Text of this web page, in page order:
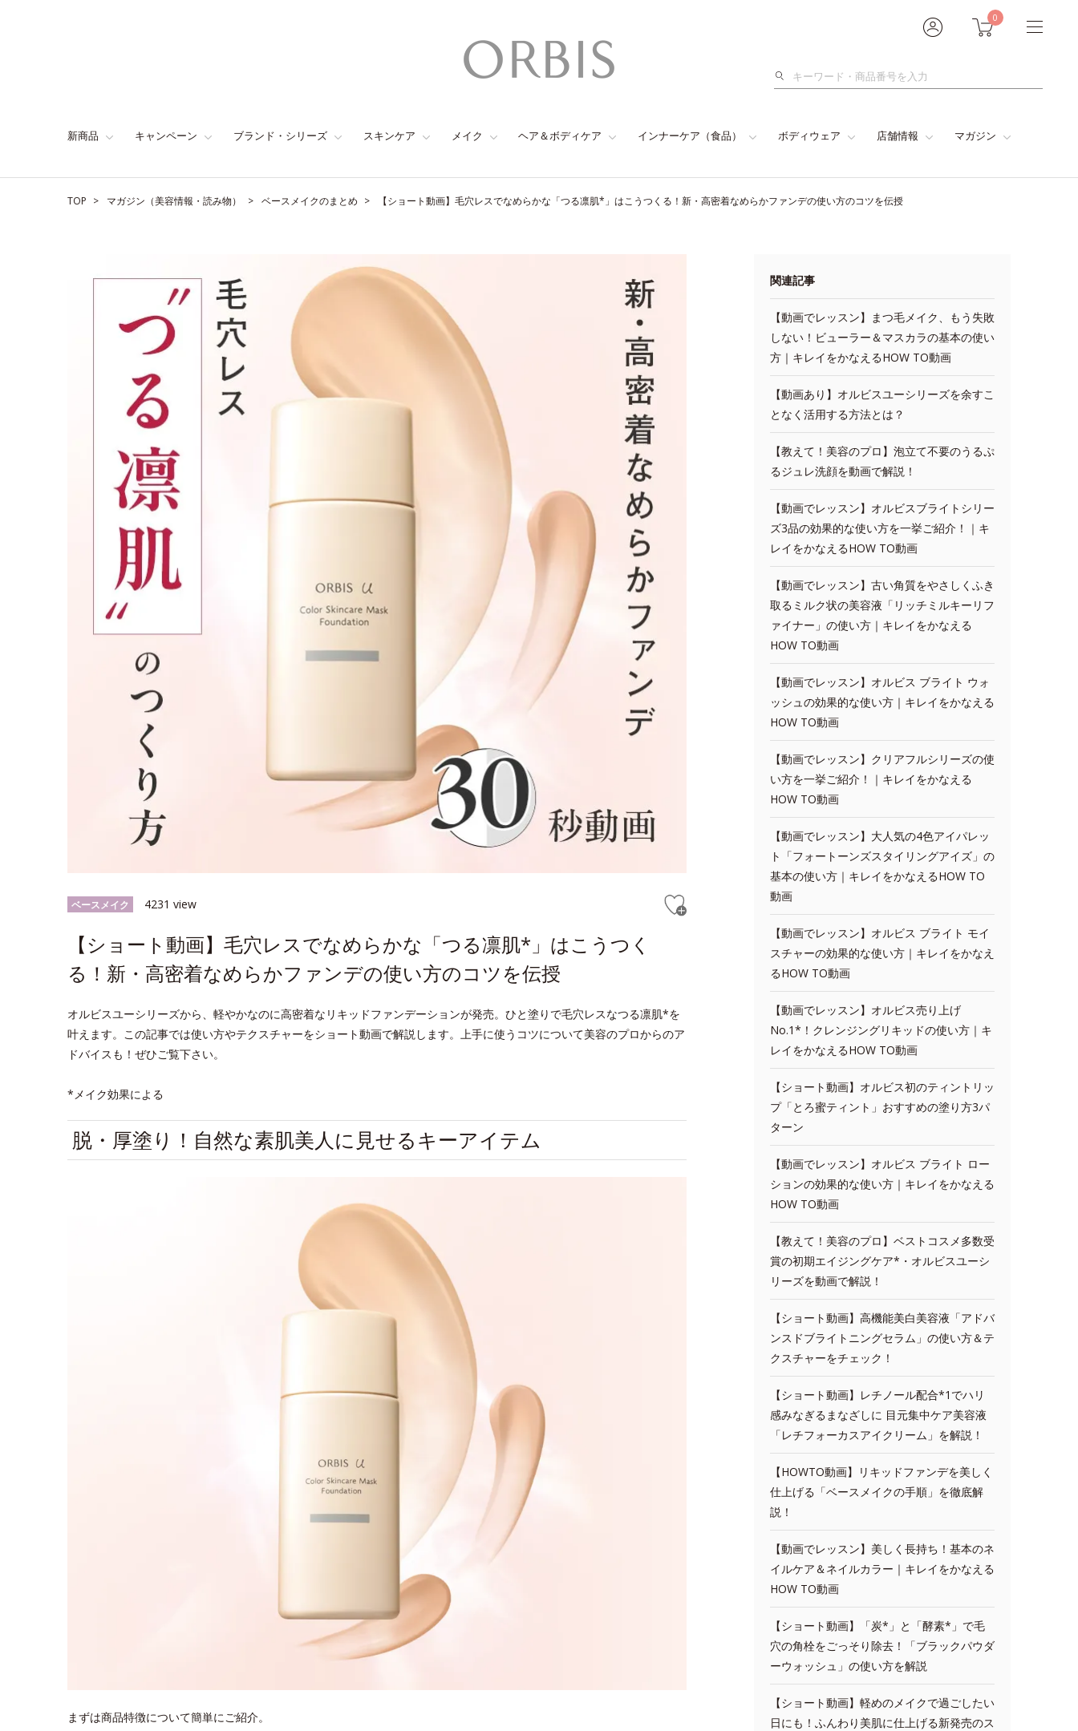
0
検
新商品 キャンペーン ブランド・シリーズ スキンケア メイク ヘア＆ボディケア インナーケア（食品） ボディウェア 店舗情報 マガジン
TOP マガジン（美容情報・読み物） ベースメイクのまとめ 【ショート動画】毛穴レスでなめらかな「つる凛肌*」はこうつくる！新・高密着なめらかファンデの使い方のコツを伝授
ベースメイク 4231 view
【ショート動画】毛穴レスでなめらかな「つる凛肌*」はこうつく
る！新・高密着なめらかファンデの使い方のコツを伝授
オルビスユーシリーズから、軽やかなのに高密着なリキッドファンデーションが発売。ひと塗りで毛穴レスなつる凛肌*を
叶えます。この記事では使い方やテクスチャーをショート動画で解説します。上手に使うコツについて美容のプロからのア
ドバイスも！ぜひご覧下さい。
*メイク効果による
脱・厚塗り！自然な素肌美人に見せるキーアイテム
まずは商品特徴について簡単にご紹介。
関連記事
【動画でレッスン】まつ毛メイク、もう失敗
しない！ビューラー＆マスカラの基本の使い
方｜キレイをかなえるHOW TO動画
【動画あり】オルビスユーシリーズを余すこ
となく活用する方法とは？
【教えて！美容のプロ】泡立て不要のうるぷ
るジュレ洗顔を動画で解説！
【動画でレッスン】オルビスブライトシリー
ズ3品の効果的な使い方を一挙ご紹介！｜キ
レイをかなえるHOW TO動画
【動画でレッスン】古い角質をやさしくふき
取るミルク状の美容液「リッチミルキーリフ
ァイナー」の使い方｜キレイをかなえる
HOW TO動画
【動画でレッスン】オルビス ブライト ウォ
ッシュの効果的な使い方｜キレイをかなえる
HOW TO動画
【動画でレッスン】クリアフルシリーズの使
い方を一挙ご紹介！｜キレイをかなえる
HOW TO動画
【動画でレッスン】大人気の4色アイパレッ
ト「フォートーンズスタイリングアイズ」の
基本の使い方｜キレイをかなえるHOW TO
動画
【動画でレッスン】オルビス ブライト モイ
スチャーの効果的な使い方｜キレイをかなえ
るHOW TO動画
【動画でレッスン】オルビス売り上げ
No.1*！クレンジングリキッドの使い方｜キ
レイをかなえるHOW TO動画
【ショート動画】オルビス初のティントリッ
プ「とろ蜜ティント」おすすめの塗り方3パ
ターン
【動画でレッスン】オルビス ブライト ロー
ションの効果的な使い方｜キレイをかなえる
HOW TO動画
【教えて！美容のプロ】ベストコスメ多数受
賞の初期エイジングケア*・オルビスユーシ
リーズを動画で解説！
【ショート動画】高機能美白美容液「アドバ
ンスドブライトニングセラム」の使い方＆テ
クスチャーをチェック！
【ショート動画】レチノール配合*1でハリ
感みなぎるまなざしに 目元集中ケア美容液
「レチフォーカスアイクリーム」を解説！
【HOWTO動画】リキッドファンデを美しく
仕上げる「ベースメイクの手順」を徹底解
説！
【動画でレッスン】美しく長持ち！基本のネ
イルケア＆ネイルカラー｜キレイをかなえる
HOW TO動画
【ショート動画】「炭*」と「酵素*」で毛
穴の角栓をごっそり除去！「ブラックパウダ
ーウォッシュ」の使い方を解説
【ショート動画】軽めのメイクで過ごしたい
日にも！ふんわり美肌に仕上げる新発売のス